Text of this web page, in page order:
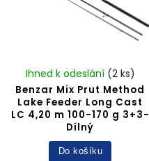
Benzar Mix Prut Method
Lake Feeder Long Cast
LC 4,20 m 100-170 g 3+3-
Dílný
Ihned k odeslání (2 ks)
Do košíku